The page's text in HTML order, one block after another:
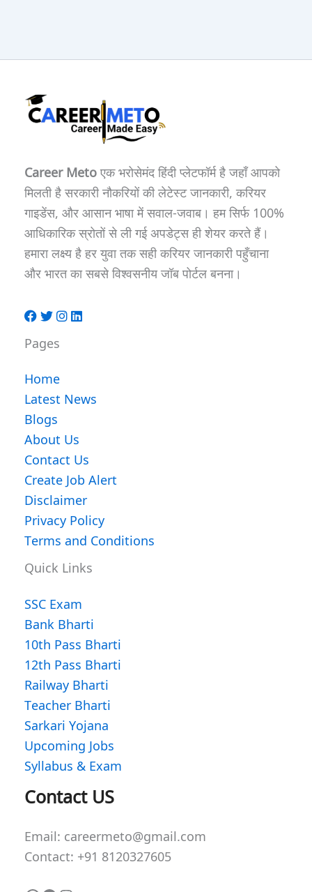
Career Metoएक भरोसेमंद हिंदी प्लेटफॉर्म है जहाँ आपको
मिलती है सरकारी नौकरियों की लेटेस्ट जानकारी, करियर
गाइडेंस, और आसान भाषा में सवाल-जवाब। हम सिर्फ 100%
आधिकारिक स्रोतों से ली गई अपडेट्स ही शेयर करते हैं।
हमारा लक्ष्य है हर युवा तक सही करियर जानकारी पहुँचाना
और भारत का सबसे विश्वसनीय जॉब पोर्टल बनना।
Pages
Home
Latest News
Blogs
About Us
Contact Us
Create Job Alert
Disclaimer
Privacy Policy
Terms and Conditions
Quick Links
SSC Exam
Bank Bharti
10th Pass Bharti
12th Pass Bharti
Railway Bharti
Teacher Bharti
Sarkari Yojana
Upcoming Jobs
Syllabus & Exam
Contact US
Email: careermeto@gmail.com
Contact: +91 8120327605
WhatsApp